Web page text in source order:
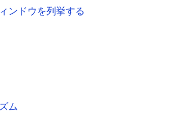
ンドウを列挙する
ム